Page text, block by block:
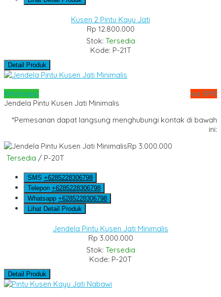
Kusen 2 Pintu Kayu Jati
Rp 12.800.000
Stok: Tersedia
Kode: P-21T
Detail Produk
Whatsapp
via SMS
Jendela Pintu Kusen Jati Minimalis
*Pemesanan dapat langsung menghubungi kontak di bawah
ini:
Rp 3.000.000
Tersedia / P-20T
SMS +6285228306798
Telepon +6285228306798
Whatsapp +6285228306798
Lihat Detail Produk
Jendela Pintu Kusen Jati Minimalis
Rp 3.000.000
Stok: Tersedia
Kode: P-20T
Detail Produk